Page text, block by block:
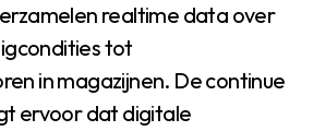
realtime data over
tot
in magazijnen. De continue
ervoor dat digitale